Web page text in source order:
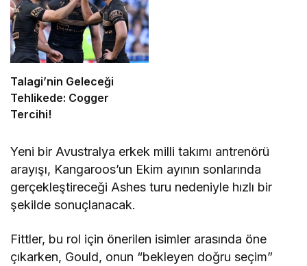
Talagi’nin Geleceği
Tehlikede: Cogger
Tercihi!
Yeni bir Avustralya erkek milli takımı antrenörü
arayışı, Kangaroos’un Ekim ayının sonlarında
gerçekleştireceği Ashes turu nedeniyle hızlı bir
şekilde sonuçlanacak.
Fittler, bu rol için önerilen isimler arasında öne
çıkarken, Gould, onun “bekleyen doğru seçim”